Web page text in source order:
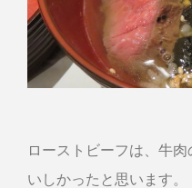
ローストビーフは、牛
いしかったと思います。